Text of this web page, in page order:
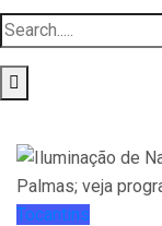
Tocantins